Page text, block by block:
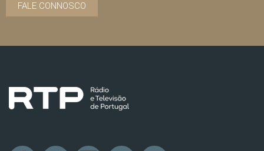
FALE CONNOSCO